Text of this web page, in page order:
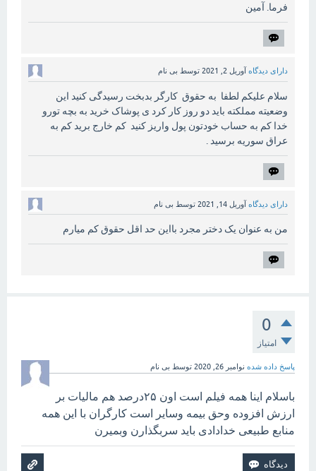
فرما. آمین
دارای دیدگاه آوریل 2, 2021 توسط بی نام
سلام علیکم لطفا به حقوق کارگر بدبخت رسیدگی کنید این
وضعیته مملکته باید دو روز کار کرد ی پوشاک خرید به بچه تورو
خدا کم به حساب خودتون پول واریز کنید کم خارج برید کم به
عراق سوریه برسید .
دارای دیدگاه آوریل 14, 2021 توسط بی نام
من به عنوان یک دختر مجرد بااین حد اقل حقوق کم میارم
0
امتیاز
پاسخ داده شده نوامبر 26, 2020 توسط بی نام
باسلام اینا همه فیلم است اون ۲۵درصد هم مالیات بر
ارزش افزوده وحق بیمه وسایر است کارگران با این همه
منابع طبیعی خدادادی باید سربگذارن وبمیرن